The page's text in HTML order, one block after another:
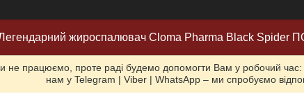
жироспалювач Cloma Pharma Black
не працюємо, проте раді будемо допомогти Вам у робочий
нам у Telegram | Viber | WhatsApp – ми спробуємо